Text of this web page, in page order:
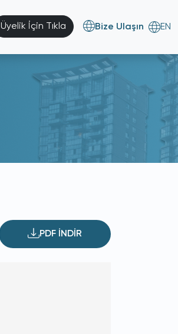
Üyelik İçin Tıkla Bize Ulaşın EN
PDF İNDİR